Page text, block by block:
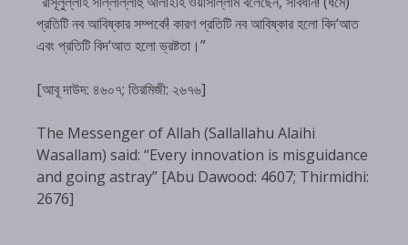
প্রতিটি নব আবিষ্কার সম্পর্কে! কারণ প্রতিটি নব আবিষ্কার হলো বিদ‘আত
এবং প্রতিটি বিদ‘আত হলো ভ্রষ্টতা।”
[আবূ দাউদ: ৪৬০৭; তিরমিজী: ২৬৭৬]
The Messenger of Allah (Sallallahu Alaihi
Wasallam) said: “Every innovation is misguidance
and going astray” [Abu Dawood: 4607; Thirmidhi:
2676]